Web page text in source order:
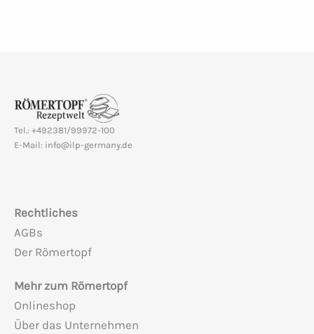
Tel.: +492381/99972-100
E-Mail: info@ilp-germany.de
Rechtliches
AGBs
Der Römertopf
Mehr zum Römertopf
Onlineshop
Über das Unternehmen